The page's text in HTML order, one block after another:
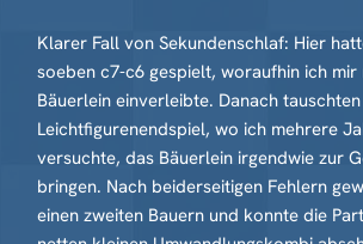
Klarer Fall von Sekundenschlaf: Hier
soeben c7-c6 gespielt, woraufhin ich mir
Bäuerlein einverleibte. Danach
Leichtfigurenendspiel, wo ich mehrere
versuchte, das Bäuerlein irgendwie zur
bringen. Nach beiderseitigen Fehlern
einen zweiten Bauern und konnte die